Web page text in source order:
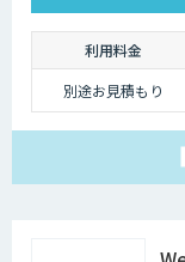
利用料金
別途お見積もり